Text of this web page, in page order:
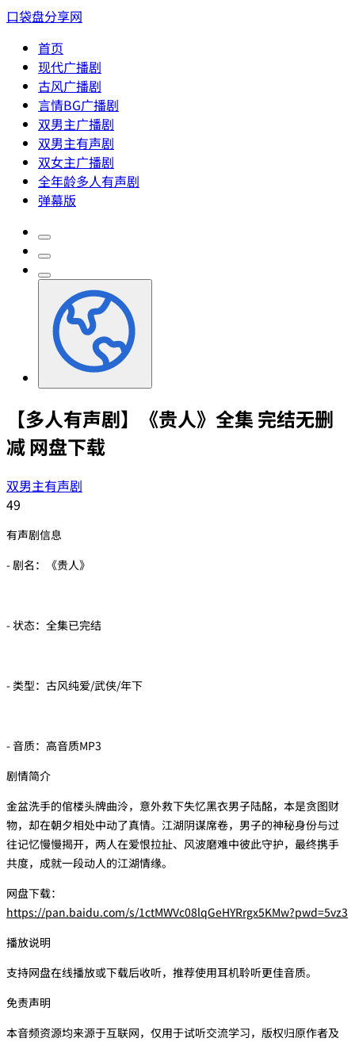
口袋盘分享网
首页
现代广播剧
古风广播剧
言情BG广播剧
双男主广播剧
双男主有声剧
双女主广播剧
全年龄多人有声剧
弹幕版
【多人有声剧】《贵人》全集 完结无删
减 网盘下载
双男主有声剧
49
有声剧信息
- 剧名：《贵人》
- 状态：全集已完结
- 类型：古风纯爱/武侠/年下
- 音质：高音质MP3
剧情简介
金盆洗手的倌楼头牌曲泠，意外救下失忆黑衣男子陆酩，本是贪图财
物，却在朝夕相处中动了真情。江湖阴谋席卷，男子的神秘身份与过
往记忆慢慢揭开，两人在爱恨拉扯、风波磨难中彼此守护，最终携手
共度，成就一段动人的江湖情缘。
网盘下载：
https://pan.baidu.com/s/1ctMWVc08lqGeHYRrgx5KMw?pwd=5vz3
播放说明
支持网盘在线播放或下载后收听，推荐使用耳机聆听更佳音质。
免责声明
本音频资源均来源于互联网，仅用于试听交流学习，版权归原作者及